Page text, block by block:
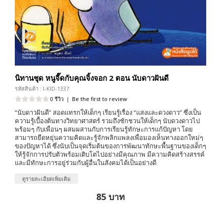
นิทานชุด หนูจี๊ดกับคุณจิ้งจอก 2 ตอน นับดาวฝันดี
รหัสสินค้า : I-KID-1337
0 รีวิว | Be the first to review
“นับดาวฝันดี” สอดแทรกให้เด็กๆ เรียนรู้เรื่อง “แสงและดวงดาว” ซึ่งเป็น
ความรู้เบื้องต้นทางวิทยาศาสตร์ รวมถึงชักชวนให้เด็กๆ นับดวงดาวไป
พร้อมๆ กับเพื่อนๆ ผสมผสานกับการเรียนรู้ทักษะการแก้ปัญหา โดย
สามารถยืดหยุ่นความคิดและรู้จักพลิกแพลงเพื่อมองเห็นทางออกใหม่ๆ
ของปัญหาได้ ซึ่งนับเป็นจุดเริ่มต้นของการพัฒนาทักษะพื้นฐานของเด็กๆ
ให้รู้จักการปรับตัวพร้อมเติบโตไปอย่างมีคุณภาพ มีความคิดสร้างสรรค์
และมีทักษะการอยู่ร่วมกับผู้อื่นในสังคมได้เป็นอย่างดี
ดูรายละเอียดเพิ่มเติม
85 บาท